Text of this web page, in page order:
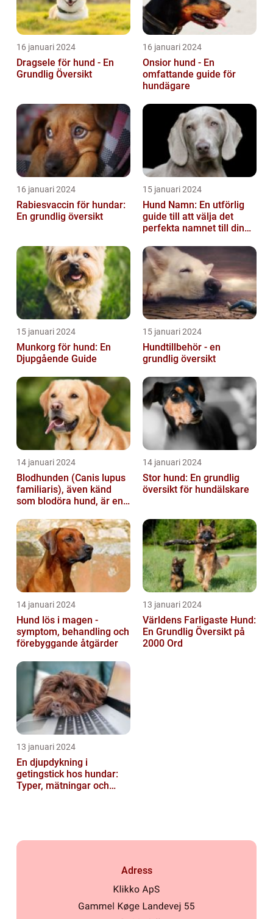
16 januari 2024
Dragsele för hund - En
Grundlig Översikt
16 januari 2024
Onsior hund - En
omfattande guide för
hundägare
16 januari 2024
Rabiesvaccin för hundar:
En grundlig översikt
15 januari 2024
Hund Namn: En utförlig
guide till att välja det
perfekta namnet till din
15 januari 2024
Munkorg för hund: En
Djupgående Guide
15 januari 2024
Hundtillbehör - en
grundlig översikt
14 januari 2024
Blodhunden (Canis lupus
familiaris), även känd
som blodöra hund, är en
kara...
14 januari 2024
Stor hund: En grundlig
översikt för hundälskare
14 januari 2024
Hund lös i magen -
symptom, behandling och
förebyggande åtgärder
13 januari 2024
Världens Farligaste Hund:
En Grundlig Översikt på
2000 Ord
13 januari 2024
En djupdykning i
getingstick hos hundar:
Typer, mätningar och
Adress